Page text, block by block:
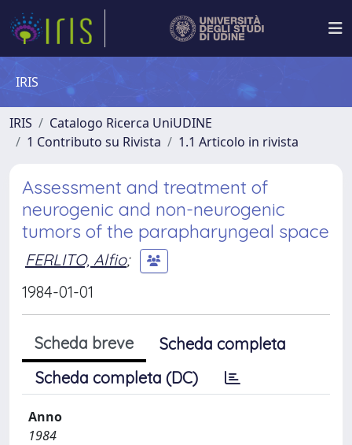
IRIS
IRIS
Catalogo Ricerca UniUDINE
1 Contributo su Rivista
1.1 Articolo in rivista
Assessment and treatment of
neurogenic and non-neurogenic
tumors of the parapharyngeal space
FERLITO, Alfio;
1984-01-01
Scheda breve
Scheda completa
Scheda completa (DC)
Anno
1984